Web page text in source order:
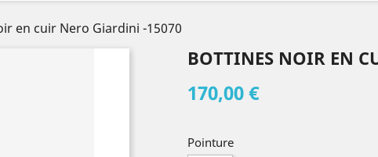
en cuir Nero Giardini -15070
BOTTINES NOIR EN
170,00 €
Pointure